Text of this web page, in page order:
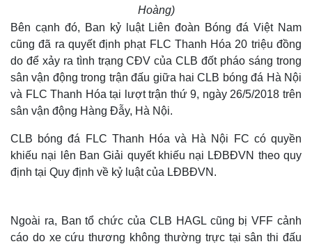
Hoàng)
Bên cạnh đó, Ban kỷ luật Liên đoàn Bóng đá Việt Nam
cũng đã ra quyết định phạt FLC Thanh Hóa 20 triệu đồng
do để xảy ra tình trạng CĐV của CLB đốt pháo sáng trong
sân vận động trong trận đấu giữa hai CLB bóng đá Hà Nội
và FLC Thanh Hóa tại lượt trận thứ 9, ngày 26/5/2018 trên
sân vận động Hàng Đẫy, Hà Nội.
CLB bóng đá FLC Thanh Hóa và Hà Nội FC có quyền
khiếu nại lên Ban Giải quyết khiếu nại LĐBĐVN theo quy
định tại Quy định về kỷ luật của LĐBĐVN.
Ngoài ra, Ban tổ chức của CLB HAGL cũng bị VFF cảnh
cáo do xe cứu thương không thường trực tại sân thi đấu